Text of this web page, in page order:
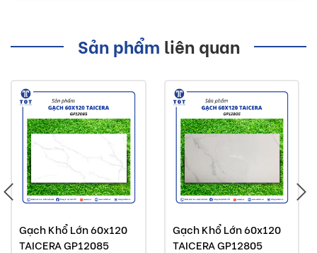
Sản phẩm liên quan
Gạch Khổ Lớn 60x120
TAICERA GP12085
Gạch Khổ Lớn 60x120
TAICERA GP12805